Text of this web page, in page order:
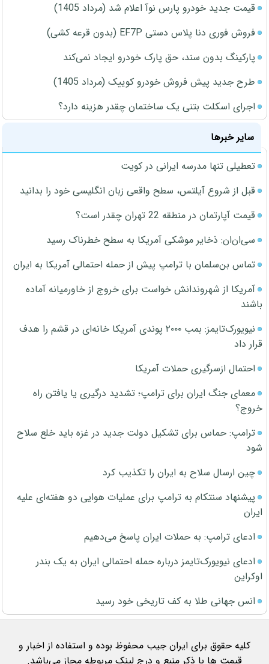
قیمت جدید خودرو پارس نوآ اعلام شد (مرداد 1405)
فروش فوری دنا پلاس دستی EF7P (بدون قرعه کشی)
پارکینگ بدون سند، حق پارک خودرو ایجاد نمی‌کند
طرح جدید پیش فروش خودرو کوییک (مرداد 1405)
اجرای اسکلت بتنی یک ساختمان چقدر هزینه دارد؟
سایر خبرها
تعطیلی تنها مدرسه ایرانی در کویت
قبل از شروع آیلتس، سطح واقعی زبان انگلیسی خود را بدانید
قیمت آپارتمان در منطقه 22 تهران چقدر است؟
سی‌ان‌ان: ذخایر موشکی آمریکا به سطح خطرناک رسید
تماس بن‌سلمان با ترامپ پیش از حمله احتمالی آمریکا به ایران
آمریکا از شهروندانش خواست برای خروج از خاورمیانه آماده
باشند
نیویورک‌تایمز: بمب ۲۰۰۰ پوندی آمریکا خانه‌ای در قشم را هدف
قرار داد
احتمال ازسرگیری حملات آمریکا
معمای جنگ ایران برای ترامپ؛ تشدید درگیری یا یافتن راه
خروج؟
ترامپ: حماس برای تشکیل دولت جدید در غزه باید خلع سلاح
شود
چین ارسال سلاح به ایران را تکذیب کرد
پیشنهاد سنتکام به ترامپ برای عملیات هوایی دو هفته‌ای علیه
ایران
ادعای ترامپ: به حملات ایران پاسخ می‌دهیم
ادعای نیویورک‌تایمز درباره حمله احتمالی ایران به یک بندر
اوکراین
انس جهانی طلا به کف تاریخی خود رسید
کلیه حقوق برای ایران جیب محفوظ بوده و استفاده از اخبار و
قیمت ها با ذکر منبع و درج لینک مربوطه مجاز می‌باشد.